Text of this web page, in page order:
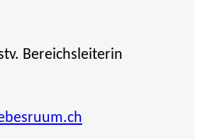
Bereichsleiterin